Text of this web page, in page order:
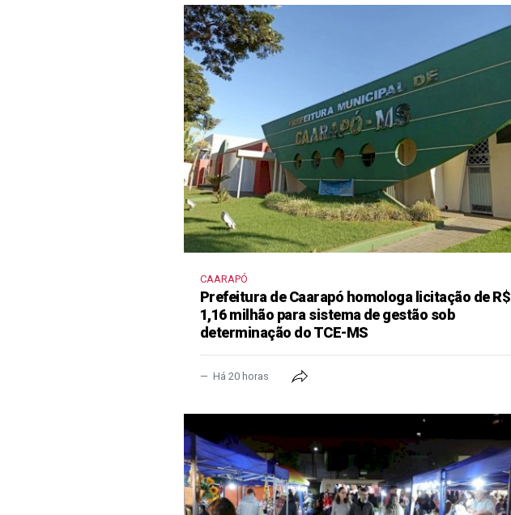
CAARAPÓ
Prefeitura de Caarapó homologa licitação de R$
1,16 milhão para sistema de gestão sob
determinação do TCE-MS
Há 20 horas